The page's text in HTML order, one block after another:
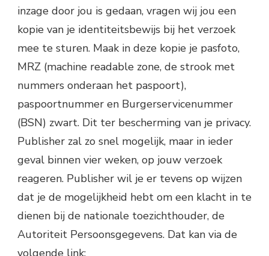
inzage door jou is gedaan, vragen wij jou een
kopie van je identiteitsbewijs bij het verzoek
mee te sturen. Maak in deze kopie je pasfoto,
MRZ (machine readable zone, de strook met
nummers onderaan het paspoort),
paspoortnummer en Burgerservicenummer
(BSN) zwart. Dit ter bescherming van je privacy.
Publisher zal zo snel mogelijk, maar in ieder
geval binnen vier weken, op jouw verzoek
reageren. Publisher wil je er tevens op wijzen
dat je de mogelijkheid hebt om een klacht in te
dienen bij de nationale toezichthouder, de
Autoriteit Persoonsgegevens. Dat kan via de
volgende link: